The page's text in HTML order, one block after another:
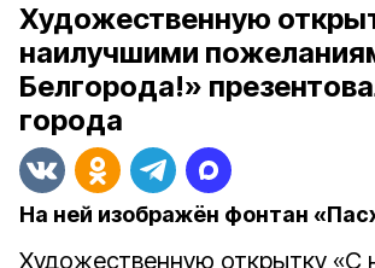
Художественную
наилучшими
Белгорода!»
города
На ней изображён фонтан
Художественную открытку «С